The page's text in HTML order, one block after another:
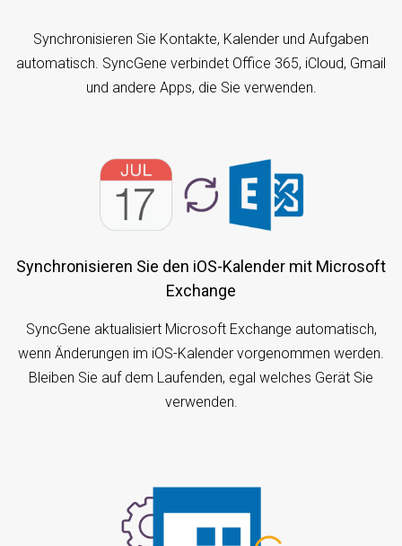
Synchronisieren Sie Kontakte, Kalender und Aufgaben
automatisch. SyncGene verbindet Office 365, iCloud, Gmail
und andere Apps, die Sie verwenden.
Synchronisieren Sie den iOS-Kalender mit Microsoft
Exchange
SyncGene aktualisiert Microsoft Exchange automatisch,
wenn Änderungen im iOS-Kalender vorgenommen werden.
Bleiben Sie auf dem Laufenden, egal welches Gerät Sie
verwenden.